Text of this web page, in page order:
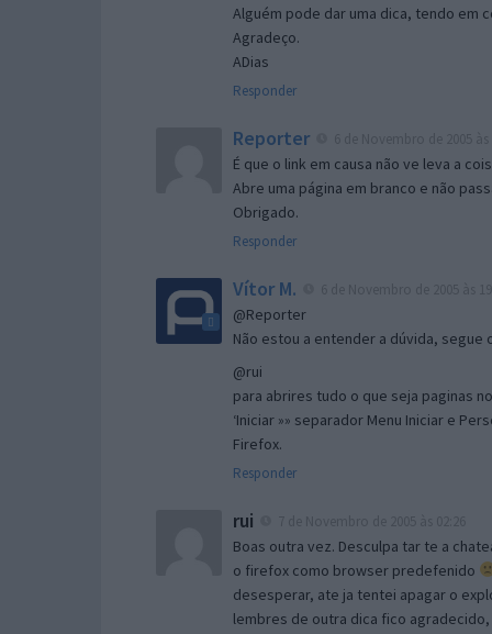
Alguém pode dar uma dica, tendo em
Agradeço.
ADias
Responder
Reporter
É que o link em causa não ve leva a
Abre uma página em branco e não
Obrigado.
Responder
Vítor M.
@Reporter
Não estou a entender a dúvida,
@rui
para abrires tudo o que seja paginas
‘Iniciar »» separador Menu Iniciar e
Firefox.
Responder
rui
Boas outra vez. Desculpa tar te a
o firefox como browser predefenido
desesperar, ate ja tentei apagar o
lembres de outra dica fico